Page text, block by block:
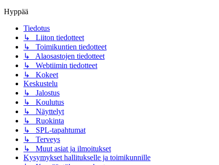
Hyppää
Tiedotus
↳ Liiton tiedotteet
↳ Toimikuntien tiedotteet
↳ Alaosastojen tiedotteet
↳ Webtiimin tiedotteet
↳ Kokeet
Keskustelu
↳ Jalostus
↳ Koulutus
↳ Näyttelyt
↳ Ruokinta
↳ SPL-tapahtumat
↳ Terveys
↳ Muut asiat ja ilmoitukset
Kysymykset hallitukselle ja toimikunnille